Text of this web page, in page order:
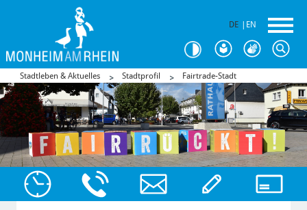
DE EN
Stadtleben & Aktuelles Stadtprofil Fairtrade-Stadt